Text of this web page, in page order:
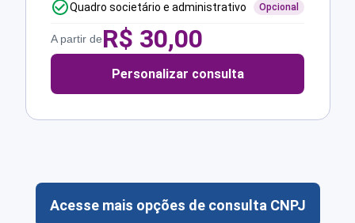
Quadro societário e administrativo Opcional
A partir deR$ 30,00
Personalizar consulta
Acesse mais opções de consulta CNPJ